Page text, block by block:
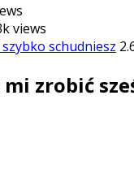
views
schudniesz
zrobić